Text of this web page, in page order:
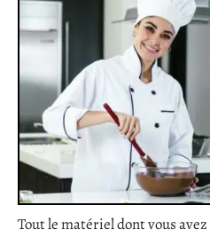
Tout le matériel dont vous